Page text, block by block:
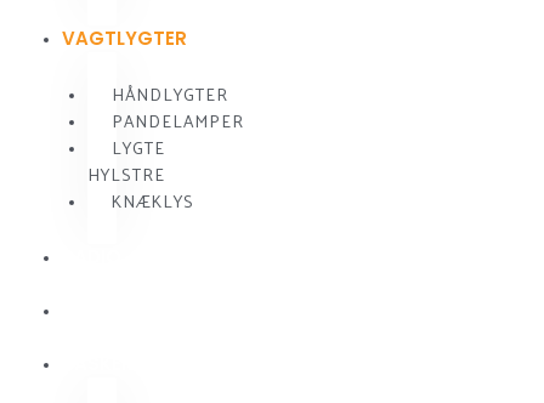
VAGTLYGTER
HÅNDLYGTER
PANDELAMPER
LYGTE
HYLSTRE
KNÆKLYS